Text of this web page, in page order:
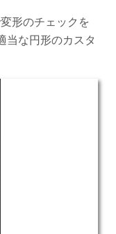
形のチェックを
当な円形のカスタ